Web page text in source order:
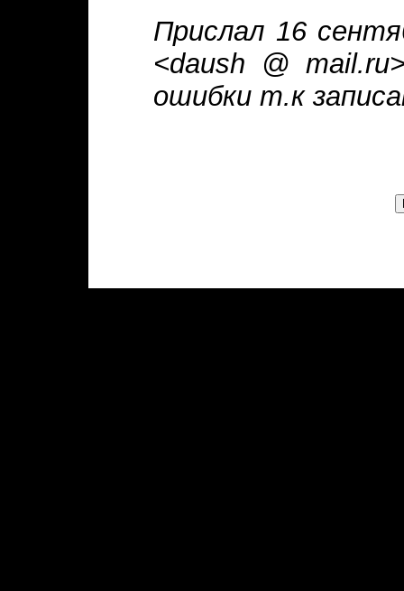
Прислал 16
<daush @
ошибки т.к